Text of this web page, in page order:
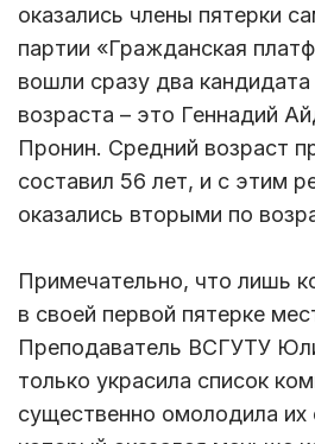
оказались члены пятерки
партии «Гражданская
вошли сразу два кандидата
возраста – это Геннадий
Пронин. Средний возраст
составил 56 лет, и с этим
оказались вторыми по
Примечательно, что лишь
в своей первой пятерке
Преподаватель ВСГУТУ
только украсила список
существенно омолодила их